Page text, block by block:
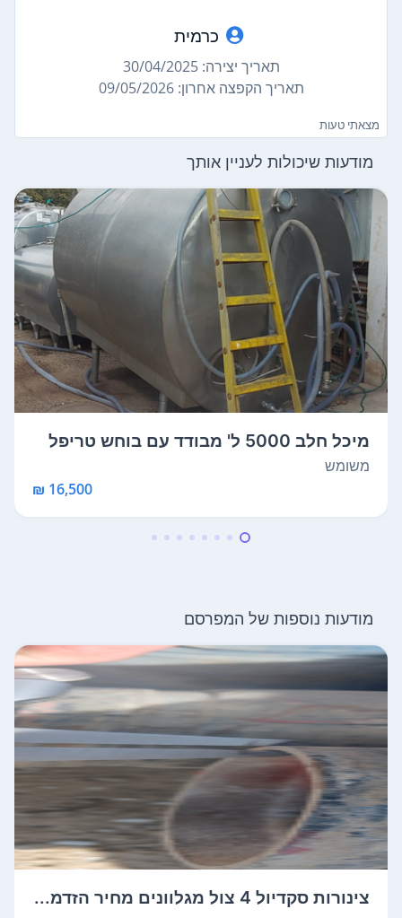
כרמית
תאריך יצירה: 30/04/2025
תאריך הקפצה אחרון: 09/05/2026
מצאתי טעות
מודעות שיכולות לעניין אותך
מיכל חלב 5000 ל' מבודד עם בוחש טריפל
ג'א...
משומש
16,500 ₪
מודעות נוספות של המפרסם
צינורות סקדיול 4 צול מגלוונים מחיר הזדמ...